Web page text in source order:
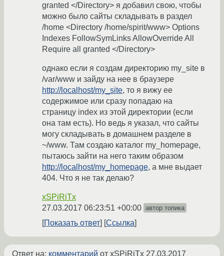
granted </Directory> я добавил свою, чтобы
можно было сайты складывать в раздел
/home <Directory /home/spirit/www> Options
Indexes FollowSymLinks AllowOverride All
Require all granted </Directory>
однако если я создам директорию my_site в
/var/www и зайду на нее в браузере
http://localhost/my_site, то я вижу ее
содержимое или сразу попадаю на
страницу index из этой директории (если
она там есть). Но ведь я указал, что сайты
могу складывать в домашнем разделе в
~/www. Там создаю каталог my_homepage,
пытаюсь зайти на него таким образом
http://localhost/my_homepage, а мне выдает
404. Что я не так делаю?
xSPiRiTx
27.03.2017 06:23:51 +00:00 автор топика
Показать ответ Ссылка
Ответ на: комментарий от xSPiRiTx 27.03.2017